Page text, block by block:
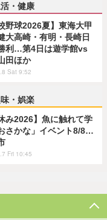
・健康
野球2026夏】東海大甲
大高崎・有明・長崎日
利…第4日は遊学館vs
田ほか
Sat 9:52
・娯楽
み2026】魚に触れて学
さかな」イベント8/8…
Fri 10:45